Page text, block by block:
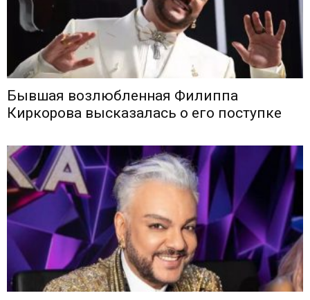
Бывшая возлюбленная Филиппа
Киркорова высказалась о его поступке